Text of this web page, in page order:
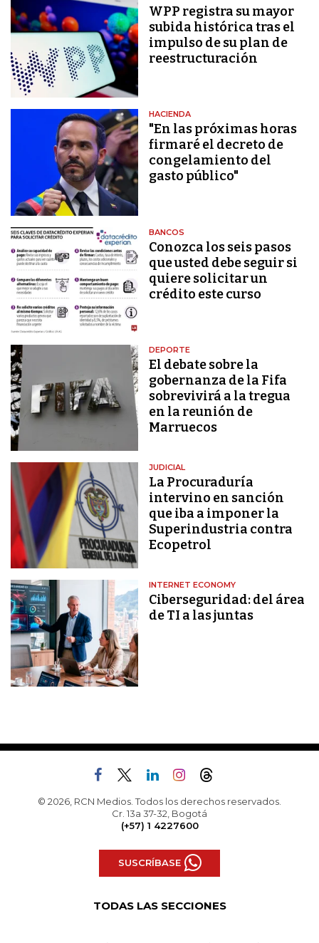
WPP registra su mayor
subida histórica tras el
impulso de su plan de
reestructuración
HACIENDA
"En las próximas horas
firmaré el decreto de
congelamiento del
gasto público"
BANCOS
Conozca los seis pasos
que usted debe seguir si
quiere solicitar un
crédito este curso
DEPORTE
El debate sobre la
gobernanza de la Fifa
sobrevivirá a la tregua
en la reunión de
Marruecos
JUDICIAL
La Procuraduría
intervino en sanción
que iba a imponer la
Superindustria contra
Ecopetrol
INTERNET ECONOMY
Ciberseguridad: del área
de TI a las juntas
© 2026, RCN Medios. Todos los derechos reservados.
Cr. 13a 37-32, Bogotá
(+57) 1 4227600
SUSCRÍBASE
TODAS LAS SECCIONES